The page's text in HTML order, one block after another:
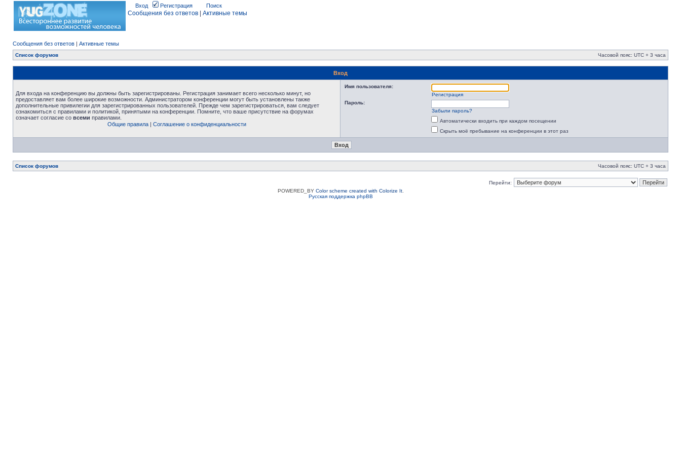
Вход Регистрация Поиск
Сообщения без ответов Активные темы
Сообщения без ответов | Активные темы
Список форумов Часовой пояс: UTC + 3 часа
Вход
Для входа на конференцию вы должны быть зарегистрированы. Регистрация занимает всего несколько минут, но
предоставляет вам более широкие возможности. Администратором конференции могут быть установлены также
дополнительные привилегии для зарегистрированных пользователей. Прежде чем зарегистрироваться, вам следует
ознакомиться с правилами и политикой, принятыми на конференции. Помните, что ваше присутствие на форумах
означает согласие со всеми правилами.
Общие правила| Соглашение о конфиденциальности
Имя пользователя:
Регистрация
Пароль:
Забыли пароль?
Автоматически входить при каждом посещении
Скрыть моё пребывание на конференции в этот раз
Список форумов Часовой пояс: UTC + 3 часа
Перейти:
POWERED_BY Color scheme created with Colorize It.
Русская поддержка phpBB